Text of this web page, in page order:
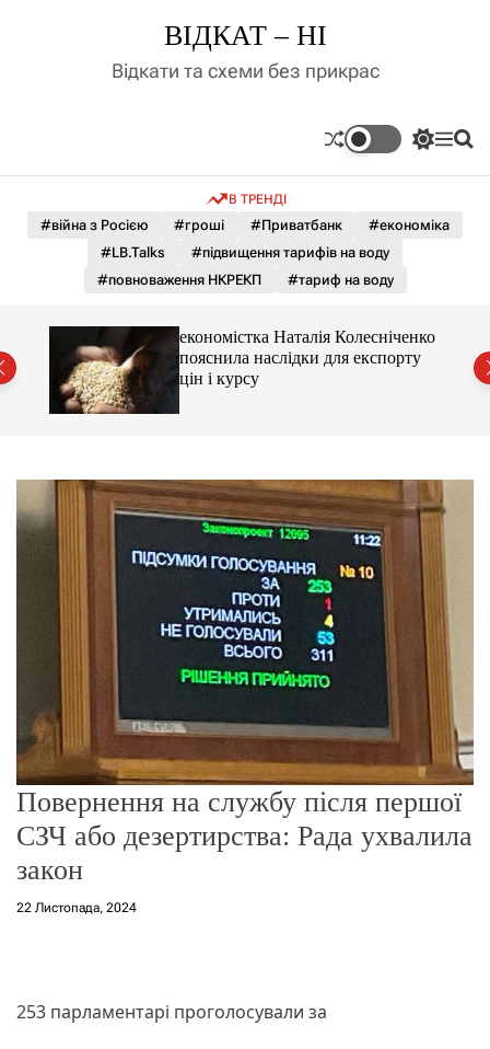
д
у
ВІДКАТ – НІ
Відкати та схеми без прикрас
П
м
к
а
о
л
ь
г
о
р
М П
В ТРЕНДІ
#війна з Росією #гроші #Приватбанк
#економіка
#LB.Talks
#підвищення тарифів на воду
#повноваження НКРЕКП
#тариф на воду
економістка Наталія Колесніченко
пояснила наслідки для експорту
цін і курсу
Повернення на службу після першої
СЗЧ або дезертирства: Рада ухвалила
закон
22 Листопада, 2024
253 парламентарі проголосували за